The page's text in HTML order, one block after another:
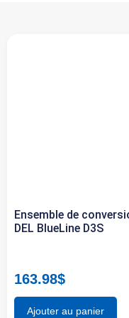
Ensemble de
DEL BlueLine D3S
163.98$
Ajouter au panier